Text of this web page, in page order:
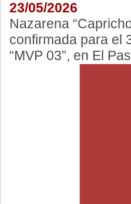
23/05/2026
Nazarena
confirmada para el
“MVP 03”, en El